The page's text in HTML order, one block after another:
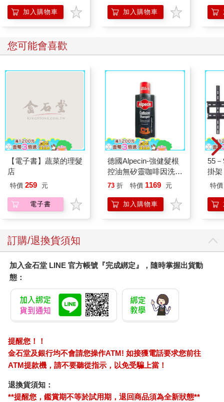
加入購物車 加入購物車
您可能會喜歡
【電子書】蔬菜的理髮
店
特價 259 元
電子書
德國Alpecin-強健髮根
控油無矽靈咖啡因洗髮
凝露375ml/瓶-C1強健
調理頭皮洗髮液/0矽靈
滋潤洗頭髮水/一般髮
73 折 特價 1169 元
加入購物車
55
掛架
特價
訂購/退換貨須知
加入金石堂 LINE 官方帳號『完成綁定』，隨時掌握出貨動
態：
提醒您！！
金石堂及銀行均不會請您操作ATM! 如接獲電話要求您前往
ATM提款機，請不要聽從指示，以免受騙上當！
退換貨須知：
**提醒您，鑑賞期不等於試用期，退回商品須為全新狀態**